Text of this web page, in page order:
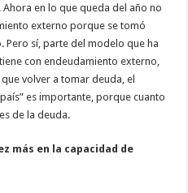
en lo que queda del año no
externo porque se tomó
Pero sí, parte del modelo que ha
con endeudamiento externo,
volver a tomar deuda, el
es importante, porque cuanto
de la deuda.
más en la capacidad de